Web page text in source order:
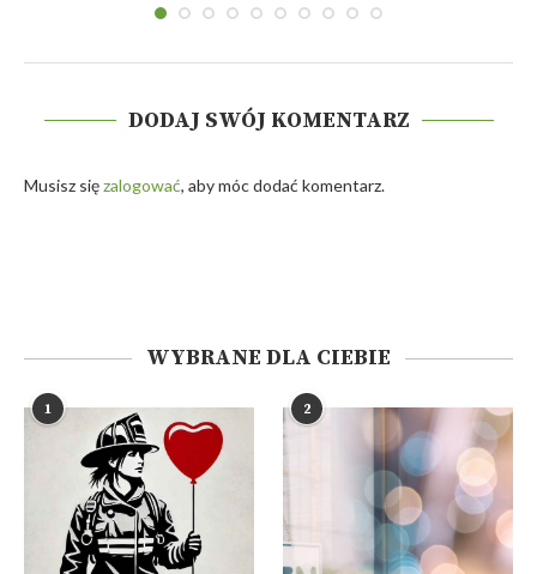
DODAJ SWÓJ KOMENTARZ
Musisz sięzalogować, aby móc dodać komentarz.
WYBRANE DLA CIEBIE
1 2